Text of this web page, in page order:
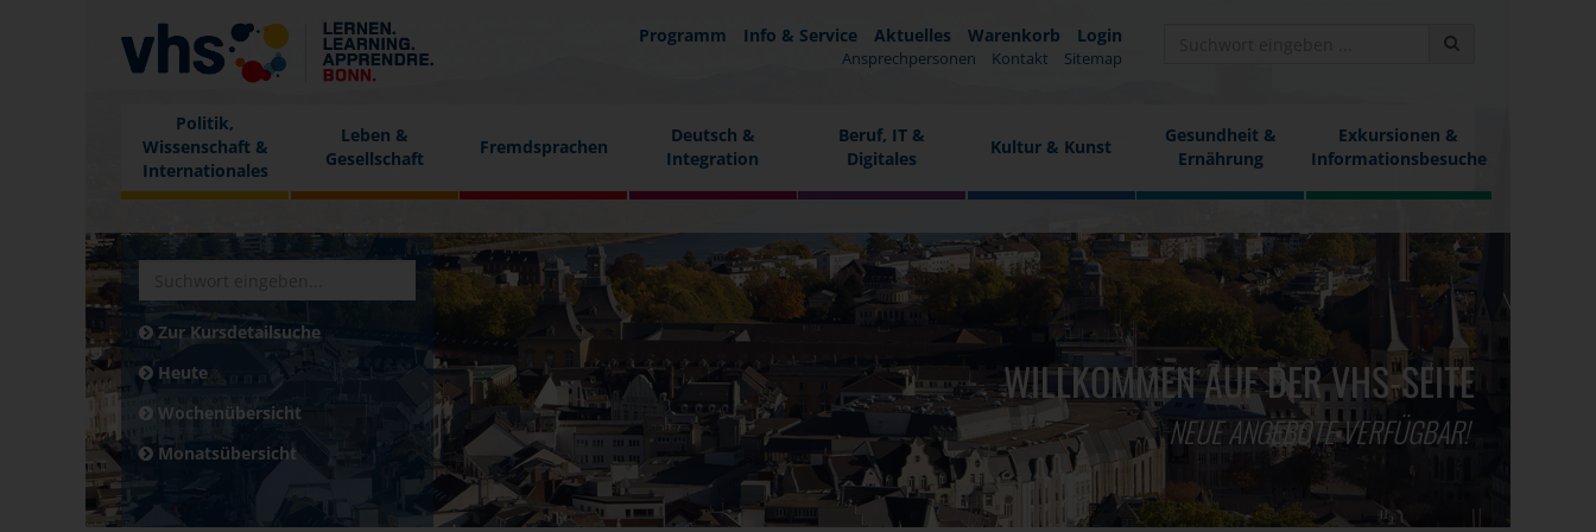
Programm Info & Service Aktuelles Warenkorb Login
Ansprechpersonen Kontakt Sitemap
Politik,
Wissenschaft &
Internationales
Leben &
Gesellschaft
Fremdsprachen
Deutsch &
Integration
Beruf, IT &
Digitales
Kultur & Kunst
Gesundheit &
Ernährung
Exkursionen &
Informationsbesuche
Zur Kursdetailsuche
Heute
Wochenübersicht
Monatsübersicht
WILLKOMMEN AUF DER VHS-SEITE
NEUE ANGEBOTE VERFÜGBAR!